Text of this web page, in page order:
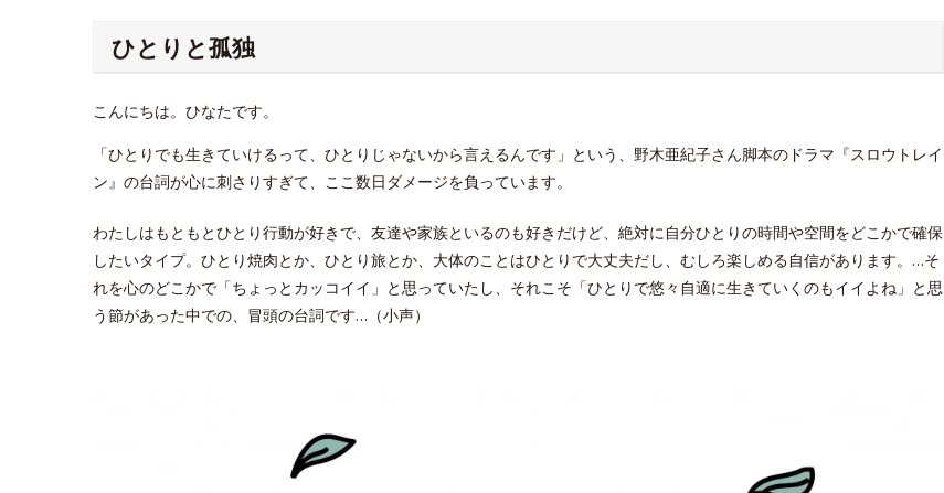
ひとりと孤独
こんにちは。ひなたです。
「ひとりでも生きていけるって、ひとりじゃないから言えるんです」という、野木亜紀子さん脚本のドラマ『スロウトレイ
ン』の台詞が心に刺さりすぎて、ここ数日ダメージを負っています。
わたしはもともとひとり行動が好きで、友達や家族といるのも好きだけど、絶対に自分ひとりの時間や空間をどこかで確保
したいタイプ。ひとり焼肉とか、ひとり旅とか、大体のことはひとりで大丈夫だし、むしろ楽しめる自信があります。…そ
れを心のどこかで「ちょっとカッコイイ」と思っていたし、それこそ「ひとりで悠々自適に生きていくのもイイよね」と思
う節があった中での、冒頭の台詞です…（小声）